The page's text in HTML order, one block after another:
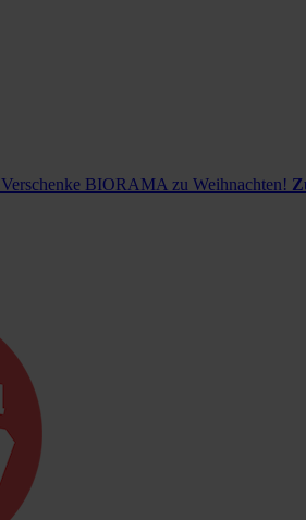
Verschenke BIORAMA zu Weihnachten!